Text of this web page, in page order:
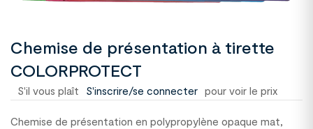
Chemise de présentation à tirette
COLORPROTECT
S'il vous plaît S'inscrire/se connecter pour voir le prix
Chemise de présentation en polypropylène opaque mat,